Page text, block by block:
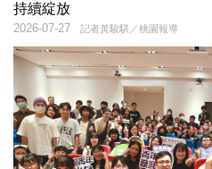
持續綻放
記者黃駿騏／桃園報導
2026-07-27